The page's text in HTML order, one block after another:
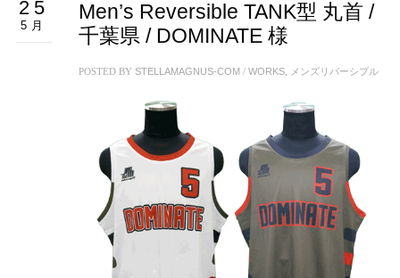
25
5月
Men’s Reversible TANK型 丸首 /
千葉県 / DOMINATE 様
POSTED BY STELLAMAGNUS-COM/ WORKS, メンズリバーシブル